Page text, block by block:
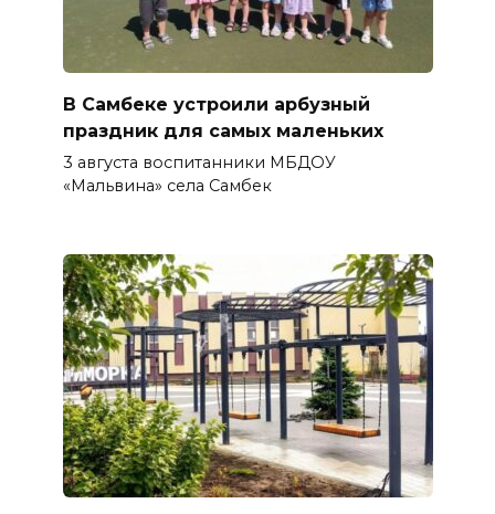
В Самбеке устроили арбузный
праздник для самых маленьких
3 августа воспитанники МБДОУ
«Мальвина» села Самбек